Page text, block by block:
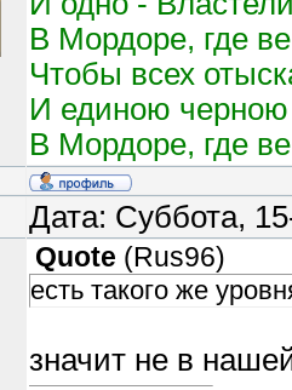
В Мордоре, где
Чтобы всех
И единою черною
В Мордоре, где
Дата: Суббота,
Quote ( Rus96)
есть такого же
значит не в